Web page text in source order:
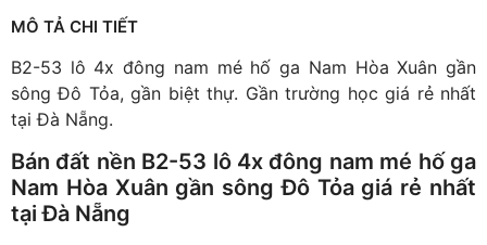
MÔ TẢ CHI TIẾT
B2-53 lô 4x đông nam mé hố ga Nam Hòa Xuân gần
sông Đô Tỏa, gần biệt thự. Gần trường học giá rẻ nhất
tại Đà Nẵng.
Bán đất nền B2-53 lô 4x đông nam mé hố ga
Nam Hòa Xuân gần sông Đô Tỏa giá rẻ nhất
tại Đà Nẵng